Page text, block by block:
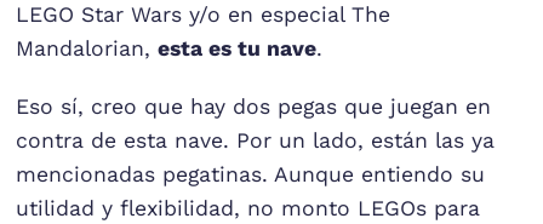
LEGO Star Wars y/o en especial The
Mandalorian,esta es tu nave.
Eso sí, creo que hay dos pegas que juegan en
contra de esta nave. Por un lado, están las ya
mencionadas pegatinas. Aunque entiendo su
utilidad y flexibilidad, no monto LEGOs para